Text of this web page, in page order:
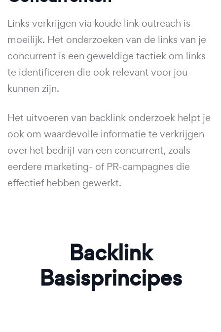
Links verkrijgen via koude link outreach is
moeilijk. Het onderzoeken van de links van je
concurrent is een geweldige tactiek om links
te identificeren die ook relevant voor jou
kunnen zijn.
Het uitvoeren van backlink onderzoek helpt je
ook om waardevolle informatie te verkrijgen
over het bedrijf van een concurrent, zoals
eerdere marketing- of PR-campagnes die
effectief hebben gewerkt.
Backlink
Basisprincipes